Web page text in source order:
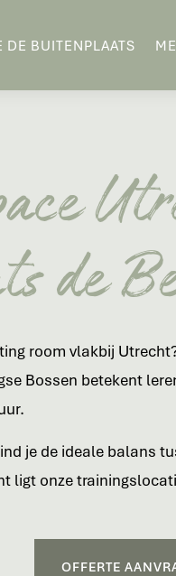
DE BUITENPLAATS
de
room vlakbij
Bossen betekent
je de ideale balans
ligt onze
OFFERTE